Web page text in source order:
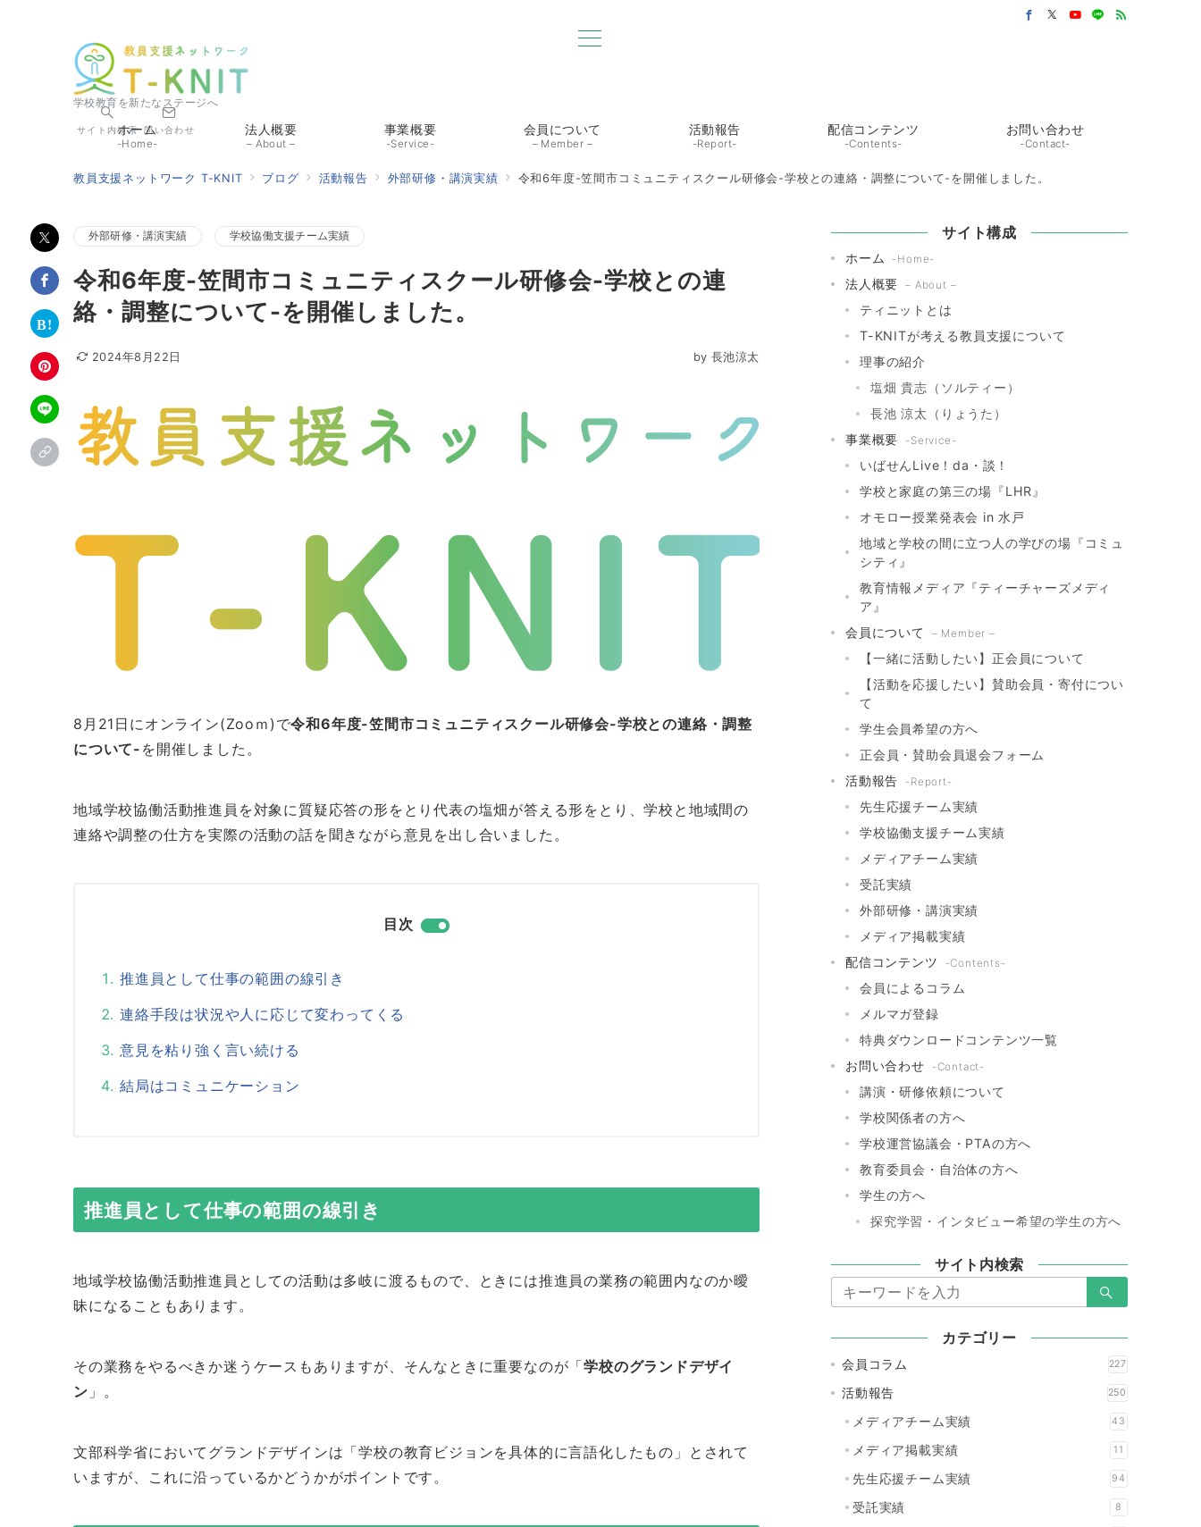
学校教育を新たなステージへ
サイト内検索 問い合わせ
ホーム
-Home-
法人概要
– About –
事業概要
-Service-
会員について
– Member –
活動報告
-Report-
配信コンテンツ
-Contents-
お問い合わせ
-Contact-
教員支援ネットワーク T-KNIT ブログ 活動報告 外部研修・講演実績 令和6年度-笠間市コミュニティスクール研修会-学校との連絡・調整について-を開催しました。
外部研修・講演実績 学校協働支援チーム実績
令和6年度-笠間市コミュニティスクール研修会-学校との連
絡・調整について-を開催しました。
2024年8月22日 by 長池涼太
8月21日にオンライン(Zooｍ)で令和6年度-笠間市コミュニティスクール研修会-学校との連絡・調整
について- を開催しました。
地域学校協働活動推進員を対象に質疑応答の形をとり代表の塩畑が答える形をとり、学校と地域間の
連絡や調整の仕方を実際の活動の話を聞きながら意見を出し合いました。
目次
推進員として仕事の範囲の線引き
連絡手段は状況や人に応じて変わってくる
意見を粘り強く言い続ける
結局はコミュニケーション
推進員として仕事の範囲の線引き
地域学校協働活動推進員としての活動は多岐に渡るもので、ときには推進員の業務の範囲内なのか曖
昧になることもあります。
その業務をやるべきか迷うケースもありますが、そんなときに重要なのが「学校のグランドデザイ
ン 」。
文部科学省においてグランドデザインは「学校の教育ビジョンを具体的に言語化したもの」とされて
いますが、これに沿っているかどうかがポイントです。
サイト構成
ホーム -Home-
法人概要 – About –
ティニットとは
T-KNITが考える教員支援について
理事の紹介
塩畑 貴志（ソルティー）
長池 涼太（りょうた）
事業概要
-Service-
いばせんLive！da・談！
学校と家庭の第三の場『LHR』
オモロー授業発表会 in 水戸
地域と学校の間に立つ人の学びの場『コミュ
シティ』
教育情報メディア『ティーチャーズメディ
ア』
会員について
– Member –
【一緒に活動したい】正会員について
【活動を応援したい】賛助会員・寄付につい
て
学生会員希望の方へ
正会員・賛助会員退会フォーム
活動報告
-Report-
先生応援チーム実績
学校協働支援チーム実績
メディアチーム実績
受託実績
外部研修・講演実績
メディア掲載実績
配信コンテンツ
-Contents-
会員によるコラム
メルマガ登録
特典ダウンロードコンテンツ一覧
お問い合わせ
-Contact-
講演・研修依頼について
学校関係者の方へ
学校運営協議会・PTAの方へ
教育委員会・自治体の方へ
学生の方へ
探究学習・インタビュー希望の学生の方へ
サイト内検索
索：
カテゴリー
会員コラム 227
活動報告 250
メディアチーム実績 43
メディア掲載実績 11
先生応援チーム実績 94
受託実績 8